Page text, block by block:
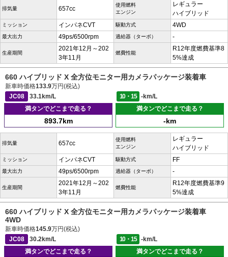
排気量 657cc
使用燃料
エンジン
レギュラー
ハイブリッド
ミッション インパネCVT 駆動方式 4WD
最大出力 49ps/6500rpm 過給器（ターボ） -
生産期間
2021年12月～202
3年11月
燃費性能
R12年度燃費基準8
5%達成
660 ハイブリッド X 全方位モニター用カメラパッケージ装着車
新車時価格133.9万円(税込)
JC08
33.1km/L 10・15
-km/L
満タンでどこまで走る？
893.7km
満タンでどこまで走る？
-km
排気量 657cc
使用燃料
エンジン
レギュラー
ハイブリッド
ミッション インパネCVT 駆動方式 FF
最大出力 49ps/6500rpm 過給器（ターボ） -
生産期間
2021年12月～202
3年11月
燃費性能
R12年度燃費基準9
5%達成
660 ハイブリッド X 全方位モニター用カメラパッケージ装着車
4WD
新車時価格145.9万円(税込)
JC08
30.2km/L 10・15
-km/L
満タンでどこまで走る？
満タンでどこまで走る？